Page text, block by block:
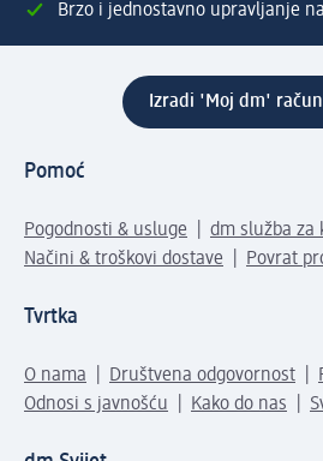
Brzo i jednostavno upravljanje
Izradi 'Moj dm'
Pomoć
Pogodnosti & usluge
dm služba za
Načini & troškovi dostave
Povrat
Tvrtka
O nama Društvena odgovornost
Odnosi s javnošću
Kako do nas